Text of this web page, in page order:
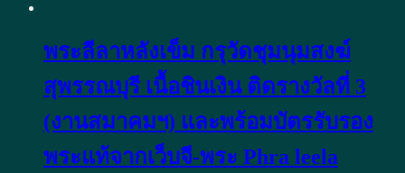
baked
quantity
พระลีลาหลังเข็ม กรุวัดชุมนุมสงฆ์
สุพรรณบุรี เนื้อชินเงิน ติดรางวัลที่ 3
(งานสมาคมฯ) และพร้อมบัตรรับรอง
พระแท้จากเว็บจี-พระ Phra leela